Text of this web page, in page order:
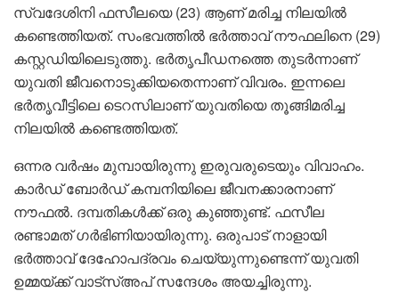
സ്വദേശിനി ഫസീലയെ (23) ആണ് മരിച്ച നിലയിൽ
കണ്ടെത്തിയത്. സംഭവത്തിൽ ഭർത്താവ് നൗഫലിനെ (29)
കസ്റ്റഡിയിലെടുത്തു. ഭർതൃപീഡനത്തെ തുടർന്നാണ്
യുവതി ജീവനൊടുക്കിയതെന്നാണ് വിവരം. ഇന്നലെ
ഭർതൃവീട്ടിലെ ടെറസിലാണ് യുവതിയെ തൂങ്ങിമരിച്ച
നിലയിൽ കണ്ടെത്തിയത്.
ഒന്നര വർഷം മുമ്പായിരുന്നു ഇരുവരുടെയും വിവാഹം.
കാർഡ് ബോർഡ് കമ്പനിയിലെ ജീവനക്കാരനാണ്
നൗഫൽ. ദമ്പതികൾക്ക് ഒരു കുഞ്ഞുണ്ട്. ഫസീല
രണ്ടാമത് ​ഗർഭിണിയായിരുന്നു. ഒരുപാട് നാളായി
ഭർത്താവ് ദേഹോപദ്രവം ചെയ്യുന്നുണ്ടെന്ന് യുവതി
ഉമ്മയ്ക്ക് വാട്സ്അപ് സന്ദേശം അയച്ചിരുന്നു.